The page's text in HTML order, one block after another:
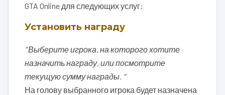
GTA Online для следующих услуг:
Установить награду
” Выберите игрока, на которого хотите
назначить награду, или посмотрите
текущую сумму награды. “
На голову выбранного игрока будет назначена